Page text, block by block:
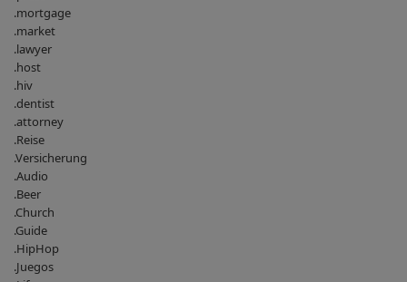
.mortgage
.market
.lawyer
.host
.hiv
.dentist
.attorney
.Reise
.Versicherung
.Audio
.Beer
.Church
.Guide
.HipHop
.Juegos